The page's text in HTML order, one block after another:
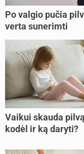
Po valgio pučia
verta sunerimti
Vaikui skauda
kodėl ir ką daryti?